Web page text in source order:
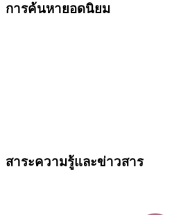
การค้นหายอดนิยม
สาระความรู้และข่าวสาร